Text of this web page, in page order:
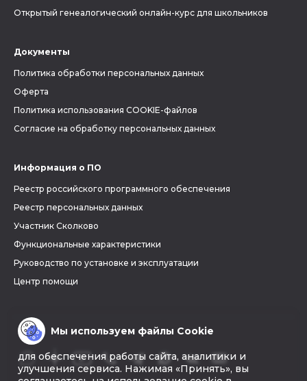
Открытый генеалогический онлайн-курс для школьников
Документы
Политика обработки персональных данных
Оферта
Политика использования COOKIE-файлов
Согласие на обработку персональных данных
Информация о ПО
Реестр российского программного обеспечения
Реестр персональных данных
Участник Сколково
Функциональные характеристики
Руководство по установке и эксплуатации
Центр помощи
Мы используем файлы Cookie
для обеспечения работы сайта, аналитики и
улучшения сервиса. Нажимая «Принять», вы